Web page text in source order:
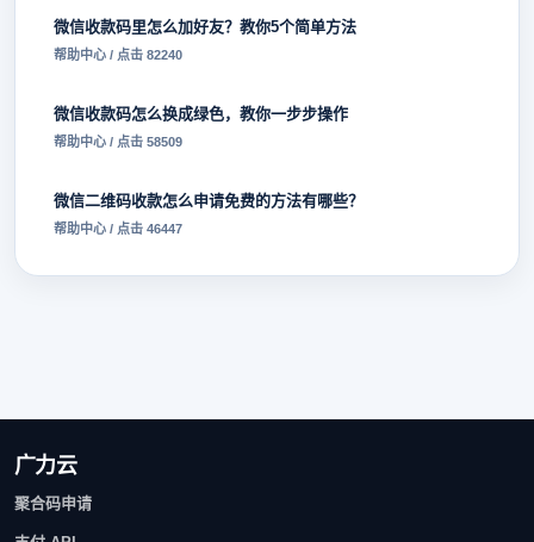
微信收款码里怎么加好友？教你5个简单方法
帮助中心 / 点击 82240
微信收款码怎么换成绿色，教你一步步操作
帮助中心 / 点击 58509
微信二维码收款怎么申请免费的方法有哪些？
帮助中心 / 点击 46447
广力云
聚合码申请